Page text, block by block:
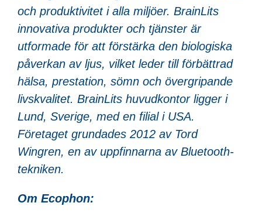
och produktivitet i alla miljöer. BrainLits
innovativa produkter och tjänster är
utformade för att förstärka den biologiska
påverkan av ljus, vilket leder till förbättrad
hälsa, prestation, sömn och övergripande
livskvalitet. BrainLits huvudkontor ligger i
Lund, Sverige, med en filial i USA.
Företaget grundades 2012 av Tord
Wingren, en av uppfinnarna av Bluetooth-
tekniken.
Om Ecophon: